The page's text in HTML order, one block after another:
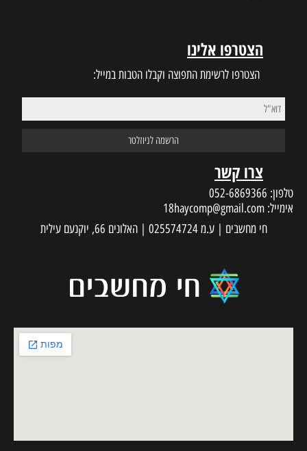
הצטרפו אלינו
הצטרפו לרשימת התפוצה וקבלו הטבות במייל:
צרו קשר
טלפון: 052-6869366
אימייל: 18haycomp@gmail.com
חי מחשבים | ע.מ 025574724 | האלונים 66, יוקנעם עילית